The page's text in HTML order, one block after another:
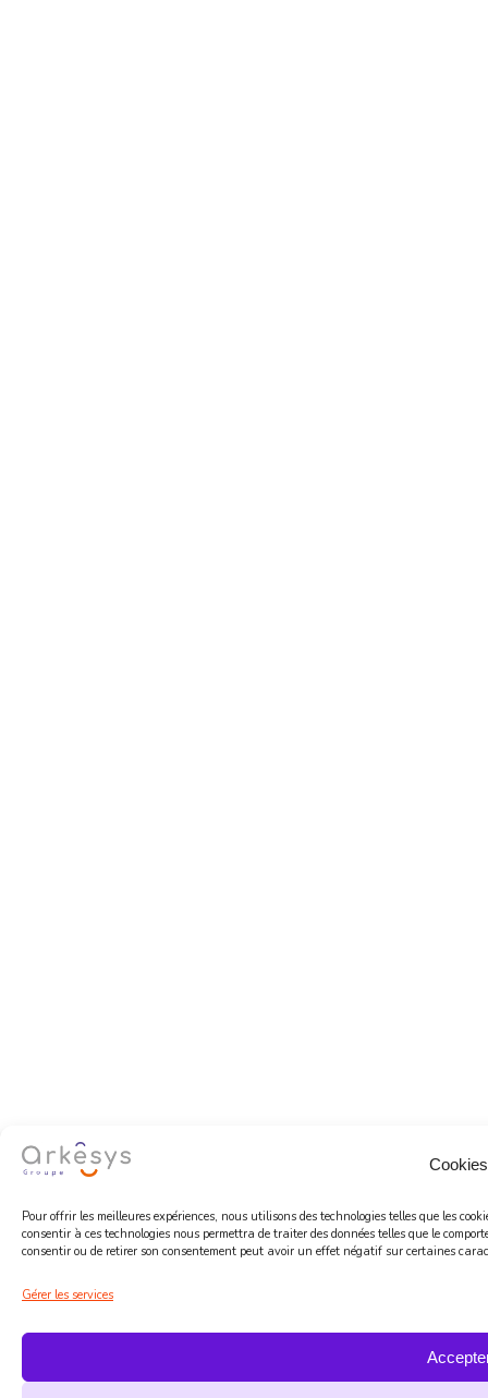
Cookies
Pour offrir les meilleures expériences, nous utilisons des technologies telles que les
consentir à ces technologies nous permettra de traiter des données telles que le
consentir ou de retirer son consentement peut avoir un effet négatif sur certaines
Gérer les services